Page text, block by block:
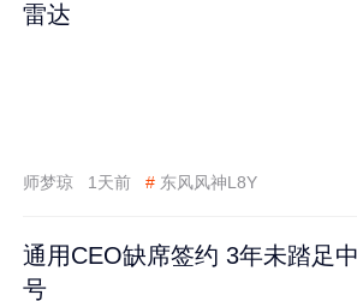
雷达
师梦琼 1天前 # 东风风神L8Y
通用CEO缺席签约 3年未踏足
号